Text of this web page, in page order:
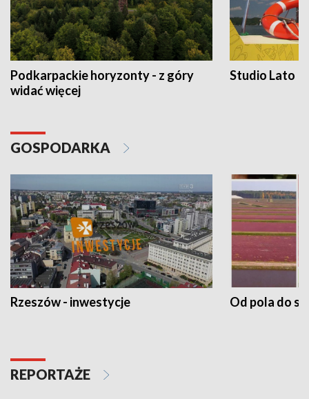
Podkarpackie horyzonty - z góry
widać więcej
Studio Lato
GOSPODARKA
Rzeszów - inwestycje Od pola do
REPORTAŻE